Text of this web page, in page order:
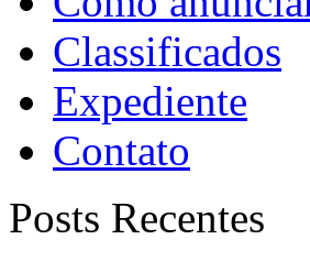
Classificados
Expediente
Contato
Posts Recentes